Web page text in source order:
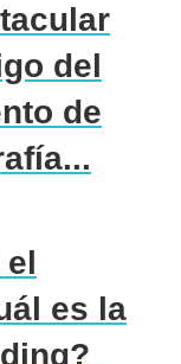
del
de
el
es la